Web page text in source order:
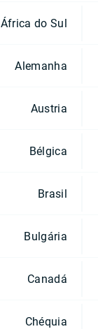
África do Sul
Alemanha
Austria
Bélgica
Brasil
Bulgária
Canadá
Chéquia